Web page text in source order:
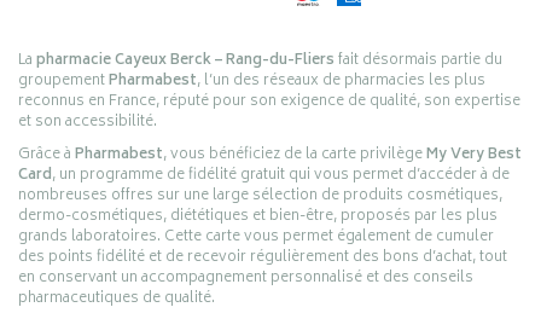
Lapharmacie Cayeux Berck – Rang-du-Fliersfait désormais partie du
groupementPharmabest, l’un des réseaux de pharmacies les plus
reconnus en France, réputé pour son exigence de qualité, son expertise
et son accessibilité.
Grâce àPharmabest, vous bénéficiez de la carte privilègeMy Very Best
Card, un programme de fidélité gratuit qui vous permet d’accéder à de
nombreuses offres sur une large sélection de produits cosmétiques,
dermo-cosmétiques, diététiques et bien-être, proposés par les plus
grands laboratoires. Cette carte vous permet également de cumuler
des points fidélité et de recevoir régulièrement des bons d’achat, tout
en conservant un accompagnement personnalisé et des conseils
pharmaceutiques de qualité.